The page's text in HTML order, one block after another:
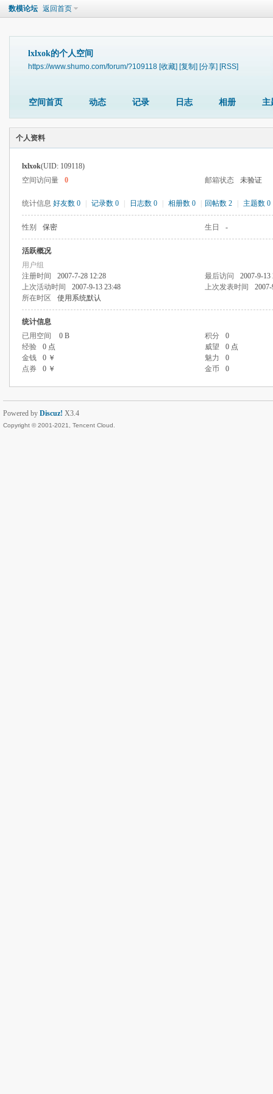
数模论坛 返回首页
lxlxok的个人空间
https://www.shumo.com/forum/?109118 [收藏] [复制] [分享] [RSS]
空间首页 动态 记录 日志 相册 主
个人资料
lxlxok(UID: 109118)
空间访问量
0 邮箱状态 未验证
统计信息 好友数 0 记录数 0 日志数 0 相册数 0 回帖数 2 主题数 0
性别 保密 生日 -
活跃概况
用户组
注册时间
2007-7-28 12:28 最后访问
2007-9-13
上次活动时间
2007-9-13 23:48 上次发表时间
所在时区
使用系统默认
统计信息
已用空间
0 B 积分
0
经验
0 点 威望
0 点
金钱
0 ￥ 魅力
0
点券
0 ￥ 金币 0
Powered by Discuz! X3.4
Copyright © 2001-2021, Tencent Cloud.